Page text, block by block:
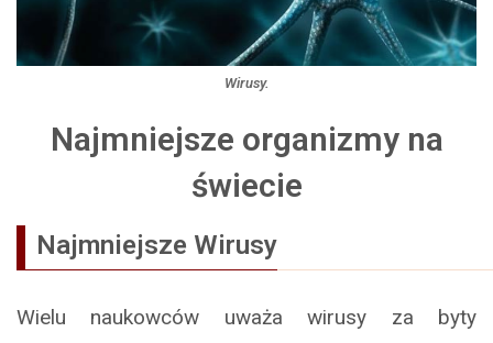
Wirusy.
Najmniejsze organizmy na
świecie
Najmniejsze Wirusy
Wielu naukowców uważa wirusy za byty